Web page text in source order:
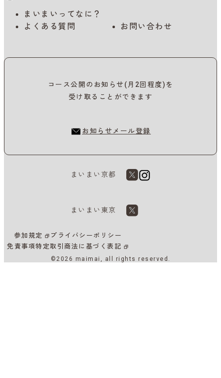
まいまいってなに？
よくある質問
お問い合わせ
コース公開のお知らせ(月2回程度)を
受け取ることができます
お知らせメール登録
まいまい京都
まいまい東京
参加規定
プライバシーポリシー
免責事項特定取引商法に基づく表記
©2026 maimai, all rights reserved.